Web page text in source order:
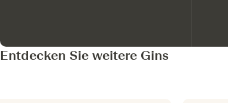
Entdecken Sie weitere Gins